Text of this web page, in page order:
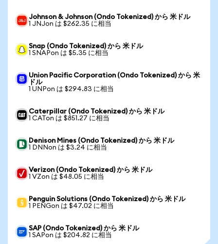
Johnson & Johnson (Ondo Tokenized) から 米ドル
1 JNJon は $262.35 に相当
Snap (Ondo Tokenized) から 米ドル
1 SNAPon は $5.35 に相当
Union Pacific Corporation (Ondo Tokenized) から 米
ドル
1 UNPon は $294.83 に相当
Caterpillar (Ondo Tokenized) から 米ドル
1 CATon は $851.27 に相当
Denison Mines (Ondo Tokenized) から 米ドル
1 DNNon は $3.24 に相当
Verizon (Ondo Tokenized) から 米ドル
1 VZon は $48.05 に相当
Penguin Solutions (Ondo Tokenized) から 米ドル
1 PENGon は $47.02 に相当
SAP (Ondo Tokenized) から 米ドル
1 SAPon は $204.82 に相当